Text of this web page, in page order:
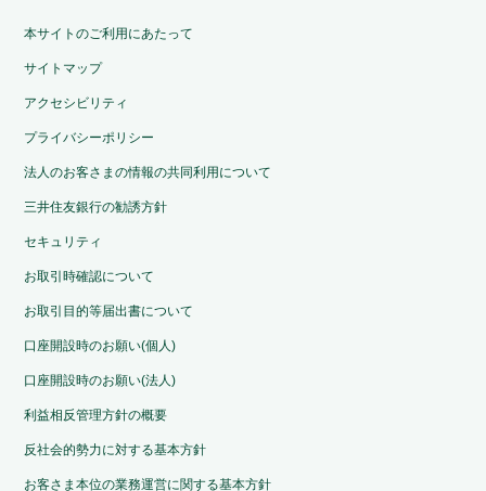
本サイトのご利用にあたって
サイトマップ
アクセシビリティ
プライバシーポリシー
法人のお客さまの情報の共同利用について
三井住友銀行の勧誘方針
セキュリティ
お取引時確認について
お取引目的等届出書について
口座開設時のお願い(個人)
口座開設時のお願い(法人)
利益相反管理方針の概要
反社会的勢力に対する基本方針
お客さま本位の業務運営に関する基本方針